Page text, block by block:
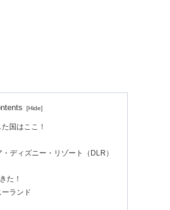
国はここ！
ディズニー・リゾート（DLR）
た！
ランド